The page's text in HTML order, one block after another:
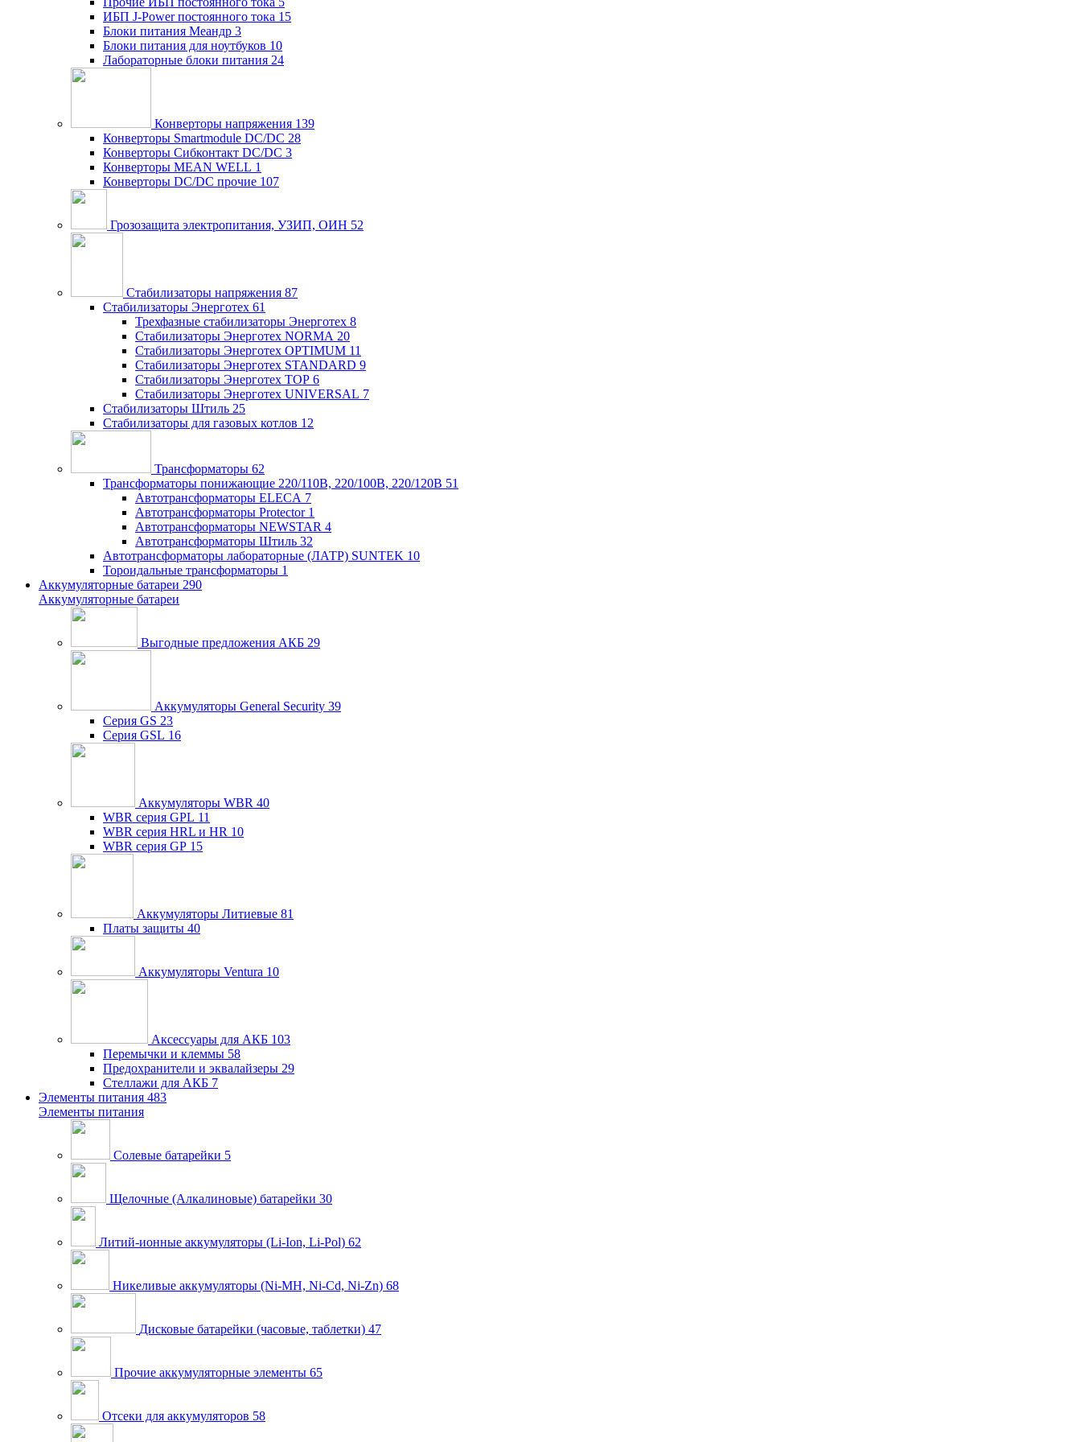
ИБП J-Power постоянного тока 15
Блоки питания Меандр 3
Блоки питания для ноутбуков 10
Лабораторные блоки питания 24
Конверторы напряжения 139
Конверторы Smartmodule DC/DC 28
Конверторы Сибконтакт DC/DC 3
Конверторы MEAN WELL 1
Конверторы DC/DC прочие 107
Грозозащита электропитания, УЗИП, ОИН 52
Стабилизаторы напряжения 87
Стабилизаторы Энерготех 61
Трехфазные стабилизаторы Энерготех 8
Стабилизаторы Энерготех NORMA 20
Стабилизаторы Энерготех OPTIMUM 11
Стабилизаторы Энерготех STANDARD 9
Стабилизаторы Энерготех TOP 6
Стабилизаторы Энерготех UNIVERSAL 7
Стабилизаторы Штиль 25
Стабилизаторы для газовых котлов 12
Трансформаторы 62
Трансформаторы понижающие 220/110В, 220/100В, 220/120В 51
Автотрансформаторы ELECA 7
Автотрансформаторы Protector 1
Автотрансформаторы NEWSTAR 4
Автотрансформаторы Штиль 32
Автотрансформаторы лабораторные (ЛАТР) SUNTEK 10
Тороидальные трансформаторы 1
Аккумуляторные батареи 290
Аккумуляторные батареи
Выгодные предложения АКБ 29
Аккумуляторы General Security 39
Серия GS 23
Серия GSL 16
Аккумуляторы WBR 40
WBR серия GPL 11
WBR серия HRL и HR 10
WBR серия GP 15
Аккумуляторы Литиевые 81
Платы защиты 40
Аккумуляторы Ventura 10
Аксессуары для АКБ 103
Перемычки и клеммы 58
Предохранители и эквалайзеры 29
Стеллажи для АКБ 7
Элементы питания 483
Элементы питания
Солевые батарейки 5
Щелочные (Алкалиновые) батарейки 30
Литий-ионные аккумуляторы (Li-Ion, Li-Pol) 62
Никеливые аккумуляторы (Ni-MH, Ni-Cd, Ni-Zn) 68
Дисковые батарейки (часовые, таблетки) 47
Прочие аккумуляторные элементы 65
Отсеки для аккумуляторов 58